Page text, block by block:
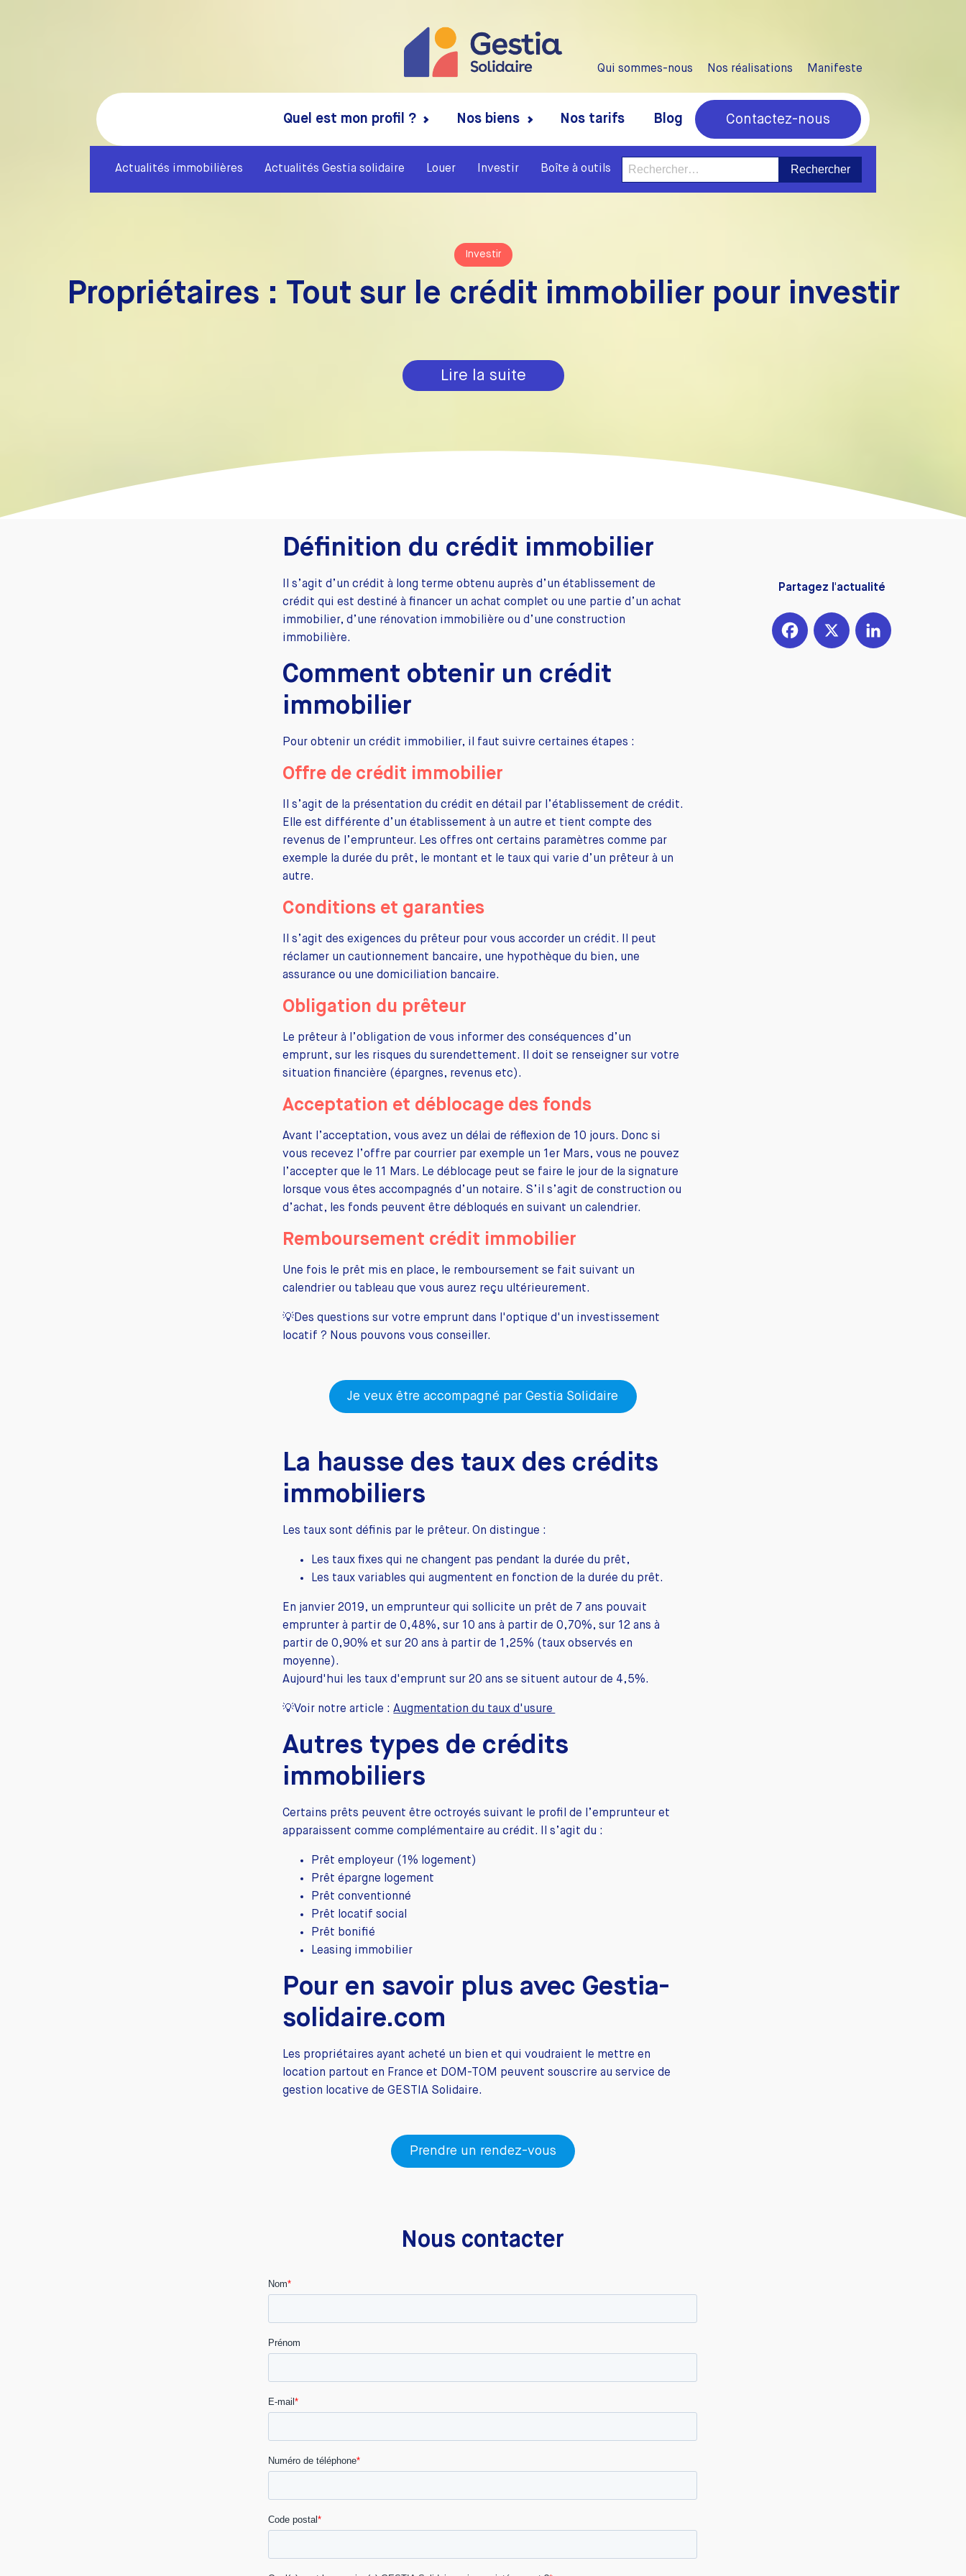
Qui sommes-nous Nos réalisations Manifeste
Quel est mon profil ? Nos biens Nos tarifs Blog Contactez-nous
Actualités immobilières Actualités Gestia solidaire Louer Investir Boîte à outils Rechercher :
Investir
Propriétaires : Tout sur le crédit immobilier pour investir
Lire la suite
Définition du crédit immobilier
Il s’agit d’un crédit à long terme obtenu auprès d’un établissement de
crédit qui est destiné à financer un achat complet ou une partie d’un achat
immobilier, d’une rénovation immobilière ou d’une construction
immobilière.
Comment obtenir un crédit
immobilier
Pour obtenir un crédit immobilier, il faut suivre certaines étapes :
Offre de crédit immobilier
Il s’agit de la présentation du crédit en détail par l’établissement de crédit.
Elle est différente d’un établissement à un autre et tient compte des
revenus de l’emprunteur. Les offres ont certains paramètres comme par
exemple la durée du prêt, le montant et le taux qui varie d’un prêteur à un
autre.
Conditions et garanties
Il s’agit des exigences du prêteur pour vous accorder un crédit. Il peut
réclamer un cautionnement bancaire, une hypothèque du bien, une
assurance ou une domiciliation bancaire.
Obligation du prêteur
Le prêteur à l’obligation de vous informer des conséquences d’un
emprunt, sur les risques du surendettement. Il doit se renseigner sur votre
situation financière (épargnes, revenus etc).
Acceptation et déblocage des fonds
Avant l’acceptation, vous avez un délai de réflexion de 10 jours. Donc si
vous recevez l’offre par courrier par exemple un 1er Mars, vous ne pouvez
l’accepter que le 11 Mars. Le déblocage peut se faire le jour de la signature
lorsque vous êtes accompagnés d’un notaire. S’il s’agit de construction ou
d’achat, les fonds peuvent être débloqués en suivant un calendrier.
Remboursement crédit immobilier
Une fois le prêt mis en place, le remboursement se fait suivant un
calendrier ou tableau que vous aurez reçu ultérieurement.
💡Des questions sur votre emprunt dans l'optique d'un investissement
locatif ? Nous pouvons vous conseiller.
Je veux être accompagné par Gestia Solidaire
La hausse des taux des crédits
immobiliers
Les taux sont définis par le prêteur. On distingue :
Les taux fixes qui ne changent pas pendant la durée du prêt,
Les taux variables qui augmentent en fonction de la durée du prêt.
En janvier 2019, un emprunteur qui sollicite un prêt de 7 ans pouvait
emprunter à partir de 0,48%, sur 10 ans à partir de 0,70%, sur 12 ans à
partir de 0,90% et sur 20 ans à partir de 1,25% (taux observés en
moyenne).
Aujourd'hui les taux d'emprunt sur 20 ans se situent autour de 4,5%.
💡Voir notre article :Augmentation du taux d'usure
Autres types de crédits
immobiliers
Certains prêts peuvent être octroyés suivant le profil de l’emprunteur et
apparaissent comme complémentaire au crédit. Il s’agit du :
Prêt employeur (1% logement)
Prêt épargne logement
Prêt conventionné
Prêt locatif social
Prêt bonifié
Leasing immobilier
Pour en savoir plus avec Gestia-
solidaire.com
Les propriétaires ayant acheté un bien et qui voudraient le mettre en
location partout en France et DOM-TOM peuvent souscrire au service de
gestion locative de GESTIA Solidaire.
Prendre un rendez-vous
Nous contacter
Partagez l'actualité
FacebookX